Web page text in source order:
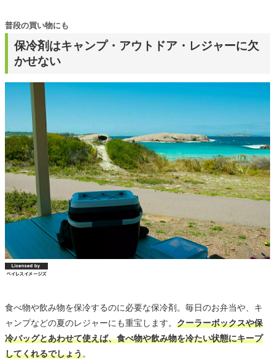
保冷剤はキャンプ・アウトドア・レジャーに欠
かせない
普段の買い物にも
食べ物や飲み物を保冷するのに必要な保冷剤。毎日のお弁当や、キ
ャンプなどの夏のレジャーにも重宝します。 クーラーボックスや保
冷バッグとあわせて使えば、食べ物や飲み物を冷たい状態にキープ
してくれるでしょう。